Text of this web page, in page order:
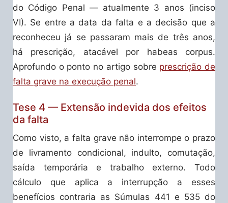
do Código Penal — atualmente 3 anos (inciso
VI). Se entre a data da falta e a decisão que a
reconheceu já se passaram mais de três anos,
há prescrição, atacável por habeas corpus.
Aprofundo o ponto no artigo sobre prescrição de
falta grave na execução penal.
Tese 4 — Extensão indevida dos efeitos
da falta
Como visto, a falta grave não interrompe o prazo
de livramento condicional, indulto, comutação,
saída temporária e trabalho externo. Todo
cálculo que aplica a interrupção a esses
benefícios contraria as Súmulas 441 e 535 do